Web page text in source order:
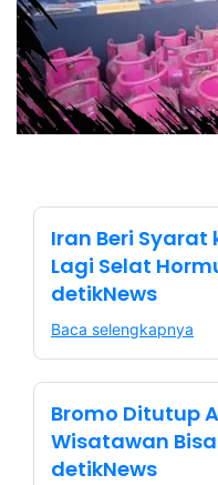
Iran Beri Syarat
Lagi Selat
detikNews
Baca selengkapnya
Bromo Ditutup
Wisatawan
detikNews